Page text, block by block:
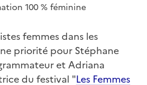
100 % féminine
femmes dans les
priorité pour Stéphane
et Adriana
du festival "Les Femmes